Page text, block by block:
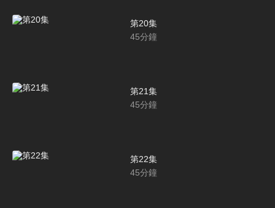
第20集
45分鐘
第21集
45分鐘
第22集
45分鐘